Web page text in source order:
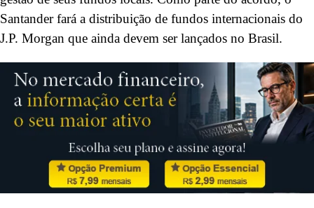
Santander fará a distribuição de fundos internacionais do
J.P. Morgan que ainda devem ser lançados no Brasil.